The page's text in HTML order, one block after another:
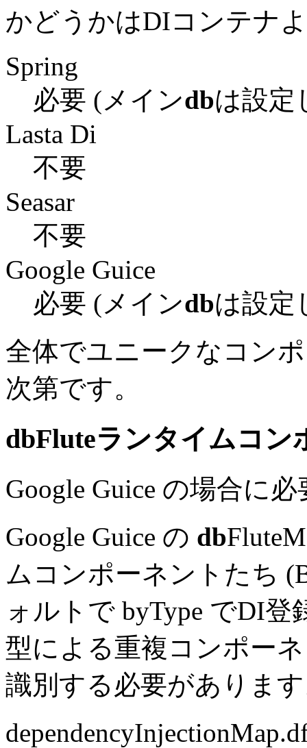
かどうかはDIコンテナ
Spring
必要 (メインdbは設定
Lasta Di
不要
Seasar
不要
Google Guice
必要 (メインdbは設定
全体でユニークなコン
次第です。
dbFluteランタイムコン
Google Guice の場合に
Google Guice の db
ムコンポーネントたち
ォルトで byType でDI
型による重複コンポー
識別する必要がありま